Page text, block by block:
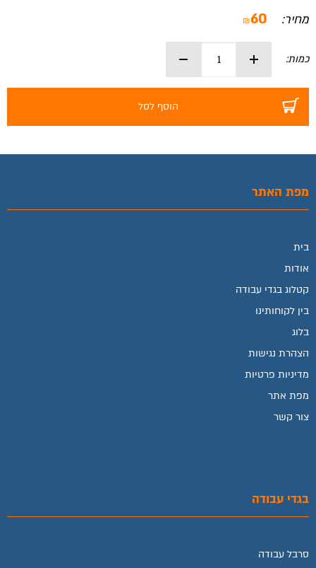
מחיר: 60
₪
כמות:
הוסף לסל
מפת האתר
בית
אודות
קטלוג בגדי עבודה
בין לקוחותינו
בלוג
הצהרת נגישות
מדיניות פרטיות
מפת אתר
צור קשר
בגדי עבודה
סרבל עבודה